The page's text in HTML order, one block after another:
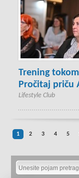
Trening
Pročitaj priču
Lifestyle Club
1 2 3 4 5